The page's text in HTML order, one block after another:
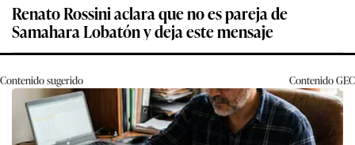
Renato Rossini aclara que no es pareja de
Samahara Lobatón y deja este mensaje
Contenido sugerido ContenidoGEC